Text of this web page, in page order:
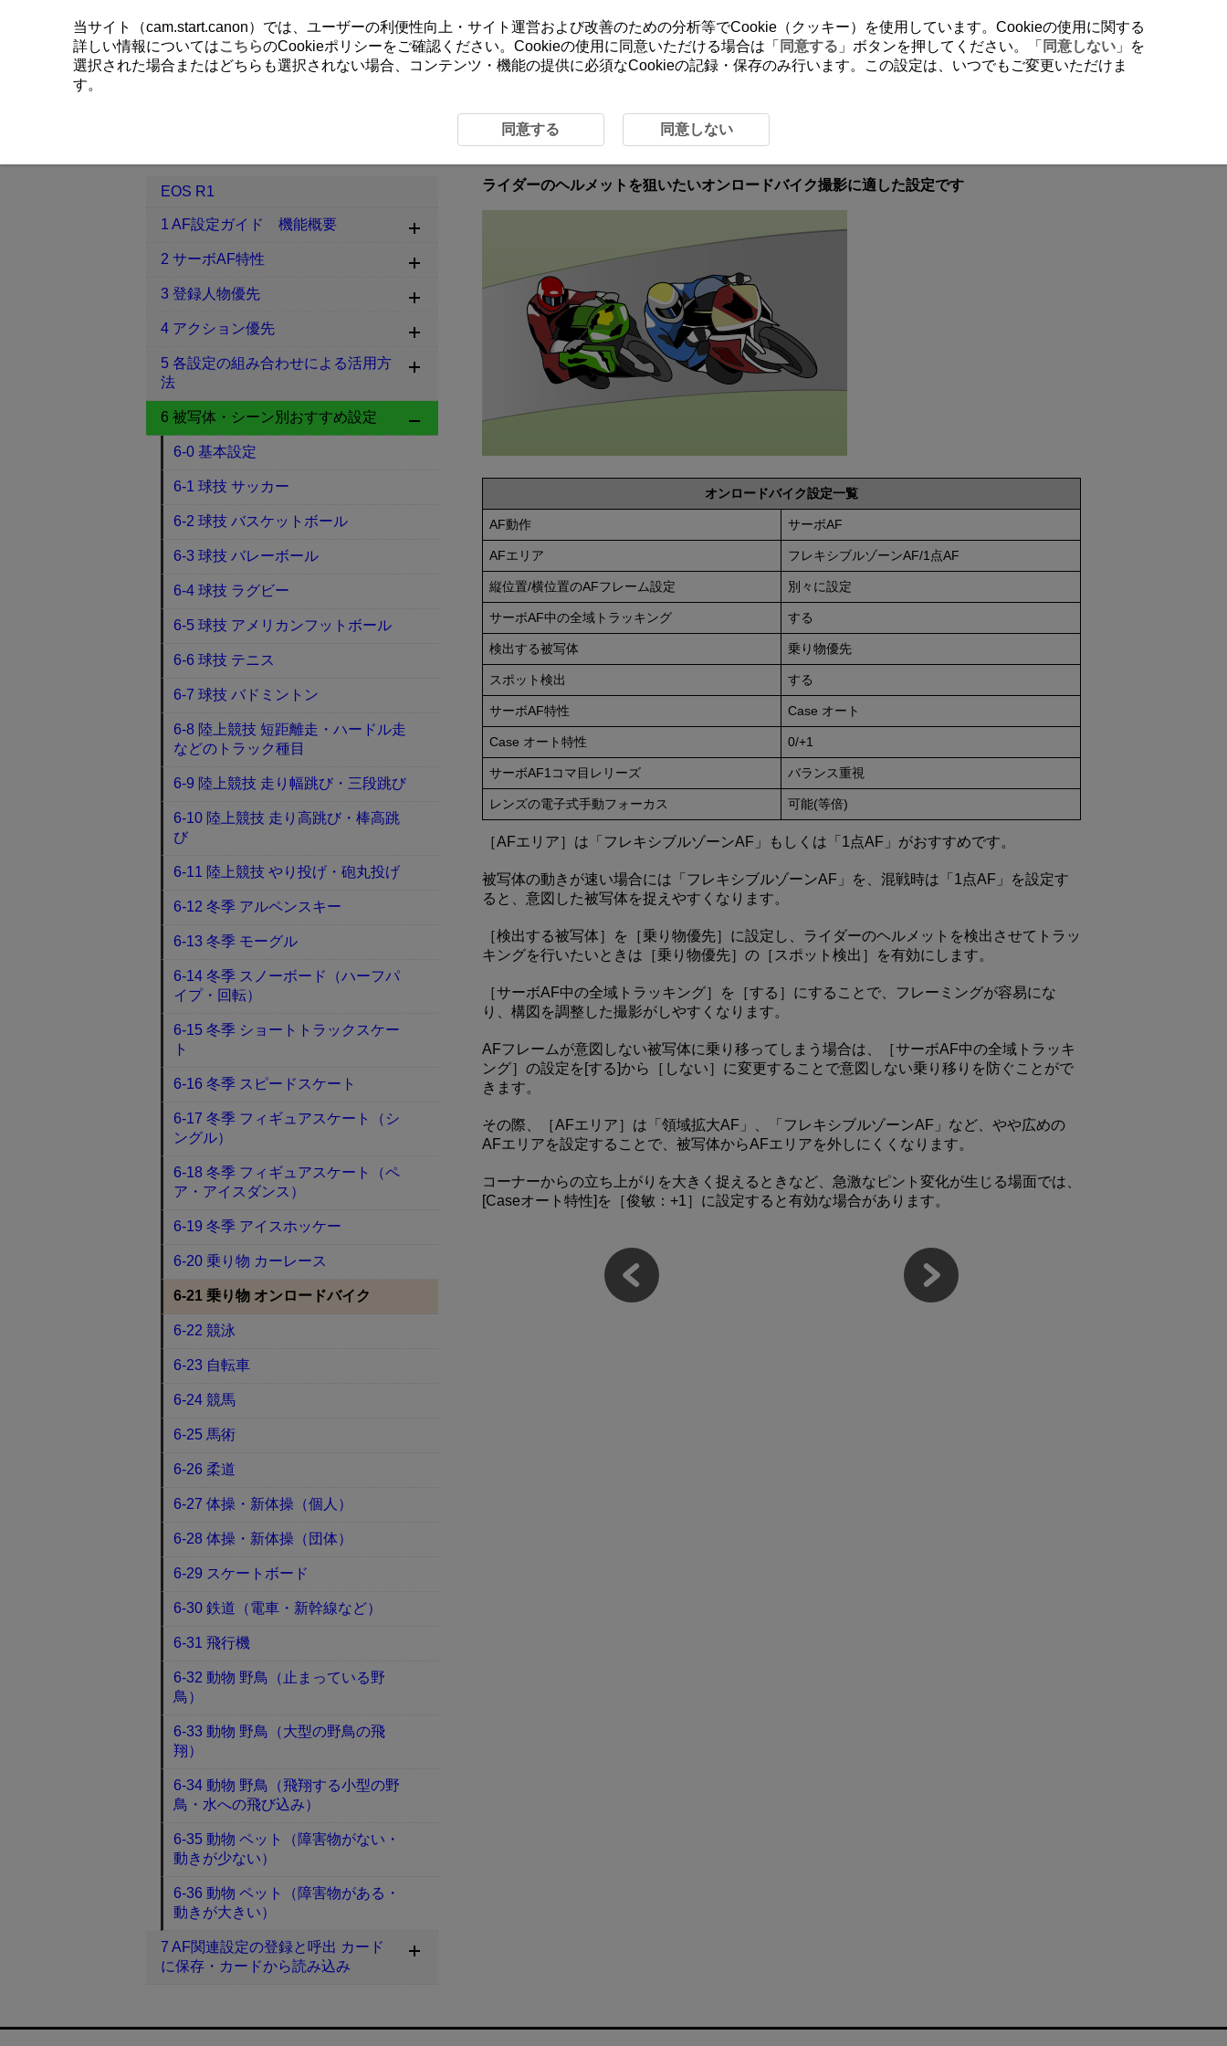
6-21 乗り物 オンロードバイク
ライダーのヘルメットを狙いたいオンロードバイク撮影に適した設定です
オンロードバイク設定一覧
AF動作 サーボAF
AFエリア フレキシブルゾーンAF/1点AF
縦位置/横位置のAFフレーム設定 別々に設定
サーボAF中の全域トラッキング する
検出する被写体 乗り物優先
スポット検出 する
サーボAF特性 Case オート
Case オート特性 0/+1
サーボAF1コマ目レリーズ バランス重視
レンズの電子式手動フォーカス 可能(等倍)
［AFエリア］は「フレキシブルゾーンAF」もしくは「1点AF」がおすすめです。
被写体の動きが速い場合には「フレキシブルゾーンAF」を、混戦時は「1点AF」を設定す
ると、意図した被写体を捉えやすくなります。
［検出する被写体］を［乗り物優先］に設定し、ライダーのヘルメットを検出させてトラッ
キングを行いたいときは［乗り物優先］の［スポット検出］を有効にします。
［サーボAF中の全域トラッキング］を［する］にすることで、フレーミングが容易にな
り、構図を調整した撮影がしやすくなります。
AFフレームが意図しない被写体に乗り移ってしまう場合は、［サーボAF中の全域トラッキ
ング］の設定を[する]から［しない］に変更することで意図しない乗り移りを防ぐことがで
きます。
その際、［AFエリア］は「領域拡大AF」、「フレキシブルゾーンAF」など、やや広めの
AFエリアを設定することで、被写体からAFエリアを外しにくくなります。
コーナーからの立ち上がりを大きく捉えるときなど、急激なピント変化が生じる場面では、
[Caseオート特性]を［俊敏：+1］に設定すると有効な場合があります。
EOS R1
1 AF設定ガイド 機能概要
2 サーボAF特性
3 登録人物優先
4 アクション優先
5 各設定の組み合わせによる活用方
法
6 被写体・シーン別おすすめ設定
6-0 基本設定
6-1 球技 サッカー
6-2 球技 バスケットボール
6-3 球技 バレーボール
6-4 球技 ラグビー
6-5 球技 アメリカンフットボール
6-6 球技 テニス
6-7 球技 バドミントン
6-8 陸上競技 短距離走・ハードル走
などのトラック種目
6-9 陸上競技 走り幅跳び・三段跳び
6-10 陸上競技 走り高跳び・棒高跳
び
6-11 陸上競技 やり投げ・砲丸投げ
6-12 冬季 アルペンスキー
6-13 冬季 モーグル
6-14 冬季 スノーボード（ハーフパ
イプ・回転）
6-15 冬季 ショートトラックスケー
ト
6-16 冬季 スピードスケート
6-17 冬季 フィギュアスケート（シ
ングル）
6-18 冬季 フィギュアスケート（ペ
ア・アイスダンス）
6-19 冬季 アイスホッケー
6-20 乗り物 カーレース
6-21 乗り物 オンロードバイク
6-22 競泳
6-23 自転車
6-24 競馬
6-25 馬術
6-26 柔道
6-27 体操・新体操（個人）
6-28 体操・新体操（団体）
6-29 スケートボード
6-30 鉄道（電車・新幹線など）
6-31 飛行機
6-32 動物 野鳥（止まっている野
鳥）
6-33 動物 野鳥（大型の野鳥の飛
翔）
6-34 動物 野鳥（飛翔する小型の野
鳥・水への飛び込み）
6-35 動物 ペット（障害物がない・
動きが少ない）
6-36 動物 ペット（障害物がある・
動きが大きい）
7 AF関連設定の登録と呼出 カード
に保存・カードから読み込み
当サイト（cam.start.canon）では、ユーザーの利便性向上・サイト運営および改善のための分析等でCookie（クッキー）を使用しています。Cookieの使用に関する
詳しい情報についてはこちらのCookieポリシーをご確認ください。Cookieの使用に同意いただける場合は「 同意する 」ボタンを押してください。「 同意しない 」を
選択された場合またはどちらも選択されない場合、コンテンツ・機能の提供に必須なCookieの記録・保存のみ行います。この設定は、いつでもご変更いただけま
す。
同意する 同意しない